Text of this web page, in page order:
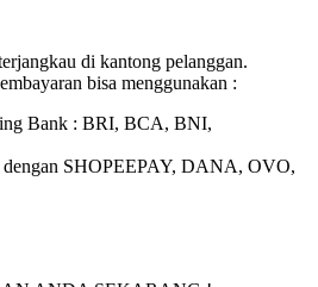
di kantong pelanggan.
bisa menggunakan :
Bank : BRI, BCA, BNI,
SHOPEEPAY, DANA, OVO,